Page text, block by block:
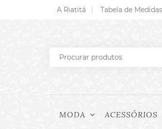
A Riatitá Tabela de Medidas
MODA ACESSÓRIOS